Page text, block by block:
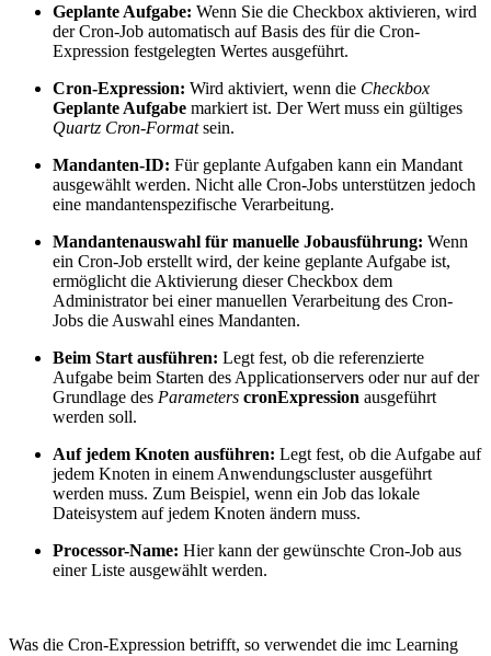
Geplante Aufgabe: Wenn Sie die Checkbox aktivieren, wird
der Cron-Job automatisch auf Basis des für die Cron-
Expression festgelegten Wertes ausgeführt.
Cron-Expression: Wird aktiviert, wenn die Checkbox
Geplante Aufgabe markiert ist. Der Wert muss ein gültiges
Quartz Cron-Formatsein.
Mandanten-ID: Für geplante Aufgaben kann ein Mandant
ausgewählt werden. Nicht alle Cron-Jobs unterstützen jedoch
eine mandantenspezifische Verarbeitung.
Mandantenauswahl für manuelle Jobausführung: Wenn
ein Cron-Job erstellt wird, der keine geplante Aufgabe ist,
ermöglicht die Aktivierung dieser Checkbox dem
Administrator bei einer manuellen Verarbeitung des Cron-
Jobs die Auswahl eines Mandanten.
Beim Start ausführen: Legt fest, ob die referenzierte
Aufgabe beim Starten des Applicationservers oder nur auf der
Grundlage des Parameters cronExpression ausgeführt
werden soll.
Auf jedem Knoten ausführen: Legt fest, ob die Aufgabe auf
jedem Knoten in einem Anwendungscluster ausgeführt
werden muss. Zum Beispiel, wenn ein Job das lokale
Dateisystem auf jedem Knoten ändern muss.
Processor-Name: Hier kann der gewünschte Cron-Job aus
einer Liste ausgewählt werden.
Was die Cron-Expression betrifft, so verwendet die imc Learning